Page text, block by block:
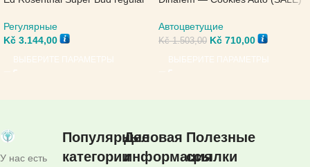
Регулярные
Kč 3.144,00
Автоцветущие
Kč1.503,00 Kč 710,00
ВЫБЕРИТЕ ПАРАМЕТРЫ
У нас есть
Популярные
категории
Деловая
информация
Полезные
ссылки